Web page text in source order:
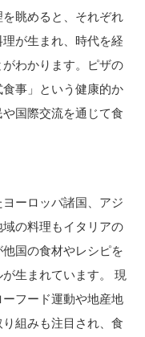
眺めると、それぞれ
が生まれ、時代を経
わかります。ピザの
事」という健康的か
国際交流を通じて食
ーロッパ諸国、アジ
の料理もイタリアの
国の食材やレシピを
生まれています。 現
フード運動や地産地
組みも注目され、食